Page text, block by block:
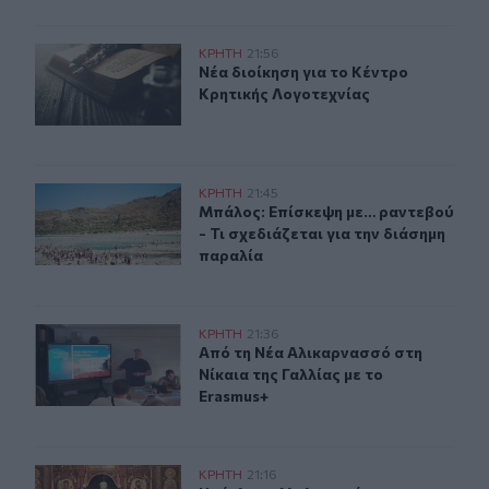
Νέα διοίκηση για το Κέντρο Κρητικής Λογοτεχνίας
ΚΡΗΤΗ 21:56
Νέα διοίκηση για το Κέντρο
Νέα διοίκηση για το Κέντρο
Κρητικής Λογοτεχνίας
Μπάλος: Επίσκεψη με… ραντεβού - Τι σχεδιάζεται για
ΚΡΗΤΗ 21:45
Μπάλος: Επίσκεψη με… ραντεβού -
Μπάλος: Επίσκεψη με… ραντεβού
- Τι σχεδιάζεται για την διάσημη
παραλία
Από τη Νέα Αλικαρνασσό στη Νίκαια της Γαλλίας με το
ΚΡΗΤΗ 21:36
Από τη Νέα Αλικαρνασσό στη
Από τη Νέα Αλικαρνασσό στη
Νίκαια της Γαλλίας με το
Erasmus+
Ηράκλειο: Με λαμπρότητα και κατάνυξη ο εορτασμός
ΚΡΗΤΗ 21:16